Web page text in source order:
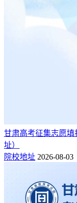
甘肃高考征集志愿填
址）
院校地址 2026-08-03